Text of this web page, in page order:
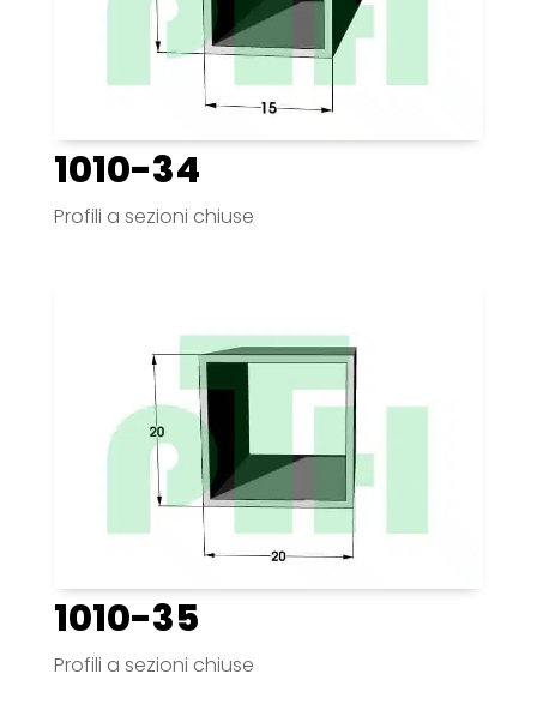
1010-34
Profili a sezioni chiuse
1010-35
Profili a sezioni chiuse